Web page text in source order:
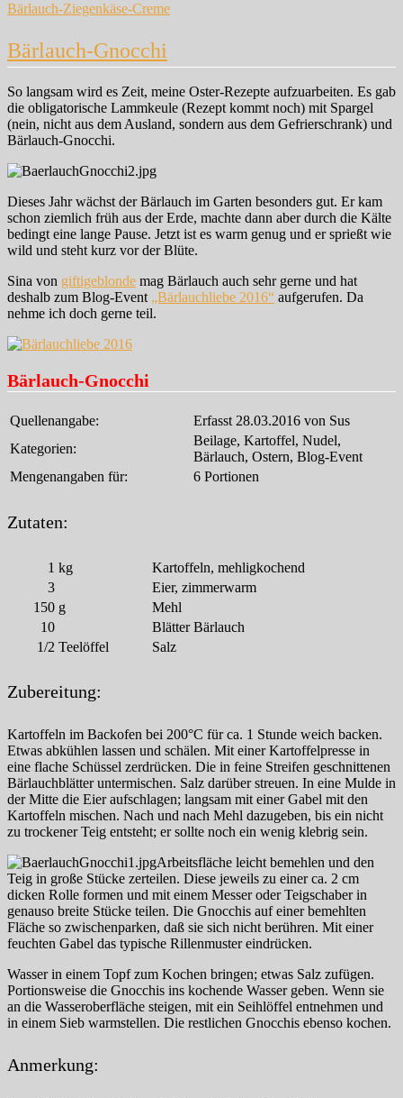
Bärlauch-Ziegenkäse-Creme
Bärlauch-Gnocchi
So langsam wird es Zeit, meine Oster-Rezepte aufzuarbeiten. Es gab
die obligatorische Lammkeule (Rezept kommt noch) mit Spargel
(nein, nicht aus dem Ausland, sondern aus dem Gefrierschrank) und
Bärlauch-Gnocchi.
Dieses Jahr wächst der Bärlauch im Garten besonders gut. Er kam
schon ziemlich früh aus der Erde, machte dann aber durch die Kälte
bedingt eine lange Pause. Jetzt ist es warm genug und er sprießt wie
wild und steht kurz vor der Blüte.
Sina von giftigeblonde mag Bärlauch auch sehr gerne und hat
deshalb zum Blog-Event „Bärlauchliebe 2016“ aufgerufen. Da
nehme ich doch gerne teil.
Bärlauch-Gnocchi
Quellenangabe:
Erfasst 28.03.2016 von Sus
Kategorien:
Beilage, Kartoffel, Nudel,
Bärlauch, Ostern, Blog-Event
Mengenangaben für:
6 Portionen
Zutaten:
1 kg
Kartoffeln, mehligkochend
3
Eier, zimmerwarm
150 g
Mehl
10
Blätter Bärlauch
1/2 Teelöffel Salz
Zubereitung:
Kartoffeln im Backofen bei 200°C für ca. 1 Stunde weich backen.
Etwas abkühlen lassen und schälen. Mit einer Kartoffelpresse in
eine flache Schüssel zerdrücken. Die in feine Streifen geschnittenen
Bärlauchblätter untermischen. Salz darüber streuen. In eine Mulde in
der Mitte die Eier aufschlagen; langsam mit einer Gabel mit den
Kartoffeln mischen. Nach und nach Mehl dazugeben, bis ein nicht
zu trockener Teig entsteht; er sollte noch ein wenig klebrig sein.
Arbeitsfläche leicht bemehlen und den
Teig in große Stücke zerteilen. Diese jeweils zu einer ca. 2 cm
dicken Rolle formen und mit einem Messer oder Teigschaber in
genauso breite Stücke teilen. Die Gnocchis auf einer bemehlten
Fläche so zwischenparken, daß sie sich nicht berühren. Mit einer
feuchten Gabel das typische Rillenmuster eindrücken.
Wasser in einem Topf zum Kochen bringen; etwas Salz zufügen.
Portionsweise die Gnocchis ins kochende Wasser geben. Wenn sie
an die Wasseroberfläche steigen, mit ein Seihlöffel entnehmen und
in einem Sieb warmstellen. Die restlichen Gnocchis ebenso kochen.
Anmerkung: